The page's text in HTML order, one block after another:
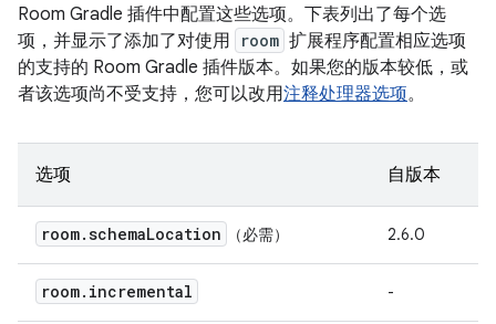
Room Gradle 插件中配置这些选项。下表列出了每个选
项，并显示了添加了对使用
room 扩展程序配置相应选项
的支持的 Room Gradle 插件版本。如果您的版本较低，或
者该选项尚不受支持，您可以改用注释处理器选项。
选项 自版本
room.schemaLocation （必需） 2.6.0
room. incremental -